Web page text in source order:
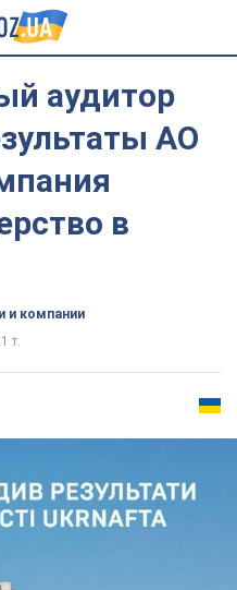
аудитор
АО
в
и компании
т.